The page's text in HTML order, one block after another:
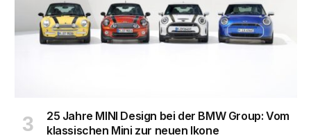
25 Jahre MINI Design bei der BMW Group: Vom
klassischen Mini zur neuen Ikone